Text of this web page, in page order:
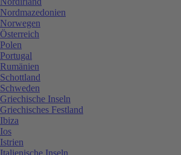
Nordmazedonien
Norwegen
Österreich
Polen
Portugal
Rumänien
Schottland
Schweden
Griechische Inseln
Griechisches Festland
Ibiza
Ios
Istrien
Italienische Inseln